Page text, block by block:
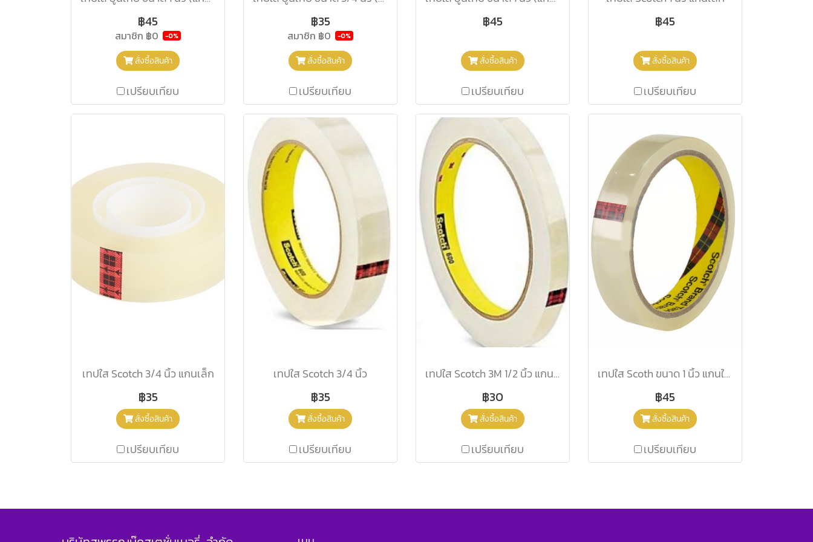
฿45
สมาชิก ฿0 -0%
สั่งซื้อสินค้า
เปรียบเทียบ
฿35
สมาชิก ฿0 -0%
สั่งซื้อสินค้า
เปรียบเทียบ
฿45
สั่งซื้อสินค้า
เปรียบเทียบ
฿45
สั่งซื้อสินค้า
เปรียบเทียบ
เทปใส Scotch 3/4 นิ้ว แกนเล็ก
฿35
สั่งซื้อสินค้า
เปรียบเทียบ
เทปใส Scotch 3/4 นิ้ว
฿35
สั่งซื้อสินค้า
เปรียบเทียบ
เทปใส Scotch 3M 1/2 นิ้ว แกนใหญ่
฿30
สั่งซื้อสินค้า
เปรียบเทียบ
เทปใส Scoth ขนาด 1 นิ้ว แกนใหญ่
฿45
สั่งซื้อสินค้า
เปรียบเทียบ